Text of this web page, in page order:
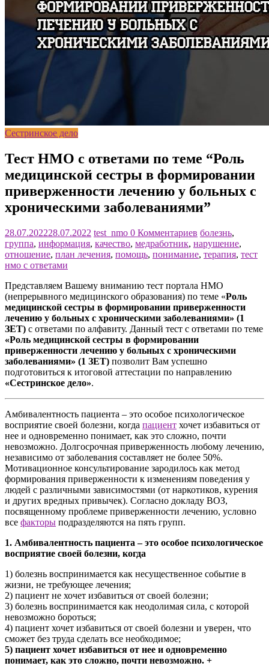
Сестринское дело
Тест НМО с ответами по теме “Роль
медицинской сестры в формировании
приверженности лечению у больных с
хроническими заболеваниями”
28.07.202228.07.2022 test_nmo 0 Комментариев болезнь,
группа, информация, качество, медработник, нарушение,
отношение, план лечения, помощь, понимание, терапия, тест
нмо с ответами
Представляем Вашему вниманию тест портала НМО
(непрерывного медицинского образования) по теме «Роль
медицинской сестры в формировании приверженности
лечению у больных с хроническими заболеваниями» (1
ЗЕТ) с ответами по алфавиту. Данный тест с ответами по теме
«Роль медицинской сестры в формировании
приверженности лечению у больных с хроническими
заболеваниями» (1 ЗЕТ) позволит Вам успешно
подготовиться к итоговой аттестации по направлению
«Сестринское дело».
Амбивалентность пациента – это особое психологическое
восприятие своей болезни, когда пациент хочет избавиться от
нее и одновременно понимает, как это сложно, почти
невозможно. Долгосрочная приверженность любому лечению,
независимо от заболевания составляет не более 50%.
Мотивационное консультирование зародилось как метод
формирования приверженности к изменениям поведения у
людей с различными зависимостями (от наркотиков, курения
и других вредных привычек). Согласно докладу ВОЗ,
посвященному проблеме приверженности лечению, условно
все факторы подразделяются на пять групп.
1. Амбивалентность пациента – это особое психологическое
восприятие своей болезни, когда
1) болезнь воспринимается как несущественное событие в
жизни, не требующее лечения;
2) пациент не хочет избавиться от своей болезни;
3) болезнь воспринимается как неодолимая сила, с которой
невозможно бороться;
4) пациент хочет избавиться от своей болезни и уверен, что
сможет без труда сделать все необходимое;
5) пациент хочет избавиться от нее и одновременно
понимает, как это сложно, почти невозможно. +